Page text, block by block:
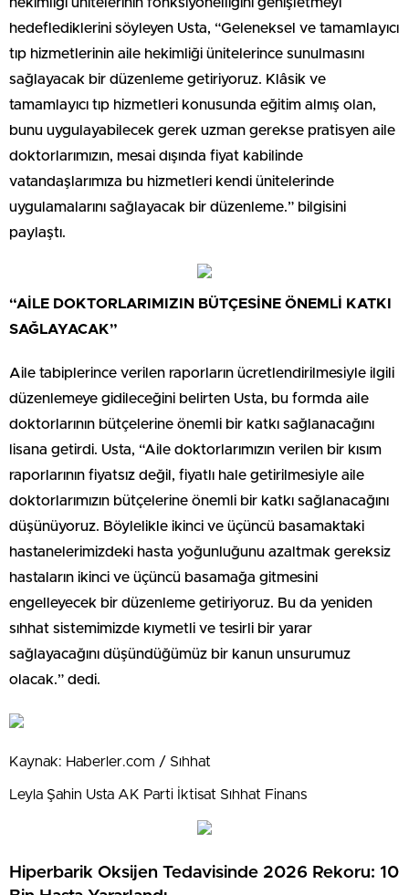
hekimliği ünitelerinin fonksiyonelliğini genişletmeyi
hedeflediklerini söyleyen Usta, “Geleneksel ve tamamlayıcı
tıp hizmetlerinin aile hekimliği ünitelerince sunulmasını
sağlayacak bir düzenleme getiriyoruz. Klâsik ve
tamamlayıcı tıp hizmetleri konusunda eğitim almış olan,
bunu uygulayabilecek gerek uzman gerekse pratisyen aile
doktorlarımızın, mesai dışında fiyat kabilinde
vatandaşlarımıza bu hizmetleri kendi ünitelerinde
uygulamalarını sağlayacak bir düzenleme.” bilgisini
paylaştı.
“AİLE DOKTORLARIMIZIN BÜTÇESİNE ÖNEMLİ KATKI
SAĞLAYACAK”
Aile tabiplerince verilen raporların ücretlendirilmesiyle ilgili
düzenlemeye gidileceğini belirten Usta, bu formda aile
doktorlarının bütçelerine önemli bir katkı sağlanacağını
lisana getirdi. Usta, “Aile doktorlarımızın verilen bir kısım
raporlarının fiyatsız değil, fiyatlı hale getirilmesiyle aile
doktorlarımızın bütçelerine önemli bir katkı sağlanacağını
düşünüyoruz. Böylelikle ikinci ve üçüncü basamaktaki
hastanelerimizdeki hasta yoğunluğunu azaltmak gereksiz
hastaların ikinci ve üçüncü basamağa gitmesini
engelleyecek bir düzenleme getiriyoruz. Bu da yeniden
sıhhat sistemimizde kıymetli ve tesirli bir yarar
sağlayacağını düşündüğümüz bir kanun unsurumuz
olacak.” dedi.
Kaynak: Haberler.com / Sıhhat
Leyla Şahin Usta AK Parti İktisat Sıhhat Finans
Hiperbarik Oksijen Tedavisinde 2026 Rekoru: 10